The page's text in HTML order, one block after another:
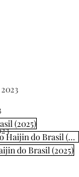
(2025)
Selecionados 2º Grande Prêmio Haijin do Brasil (2025)
do Brasil (2025)